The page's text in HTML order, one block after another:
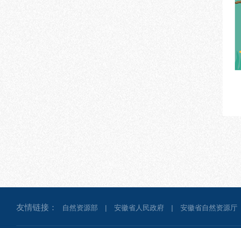
友情链接： 自然资源部 | 安徽省人民政府 | 安徽省自然资源厅